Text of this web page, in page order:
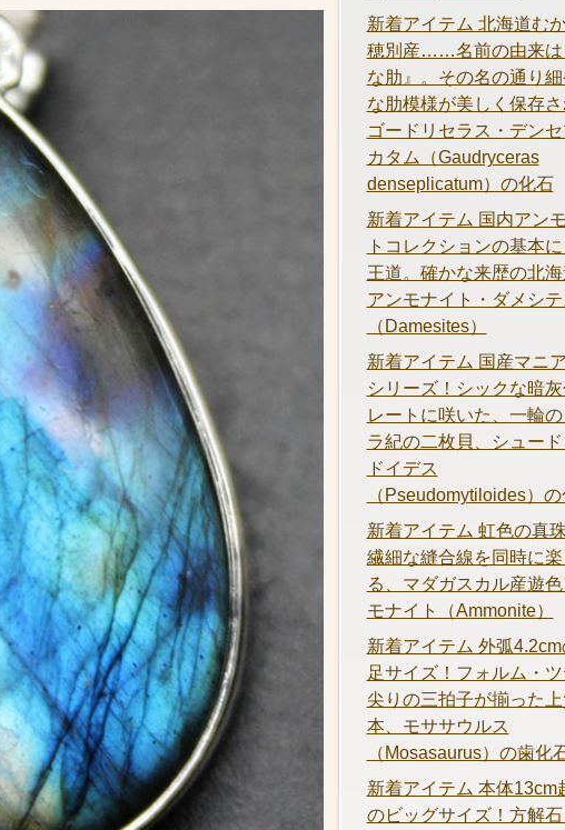
新着アイテム 北海道む
穂別産……名前の由来は
な肋』。その名の通り
な肋模様が美しく保存さ
ゴードリセラス・デンセ
カタム（Gaudryceras
denseplicatum）の化石
新着アイテム 国内アン
トコレクションの基本
王道。確かな来歴の北
アンモナイト・ダメシテ
（Damesites）
新着アイテム 国産マニ
シリーズ！シックな暗
レートに咲いた、一輪の
ラ紀の二枚貝、シュー
ドイデス
（Pseudomytiloides）
新着アイテム 虹色の真
繊細な縫合線を同時に
る、マダガスカル産遊
モナイト（Ammonite）
新着アイテム 外弧
足サイズ！フォルム・ツ
尖りの三拍子が揃った
本、モササウルス
（Mosasaurus）の歯化
新着アイテム 本体13cm
のビッグサイズ！方解石